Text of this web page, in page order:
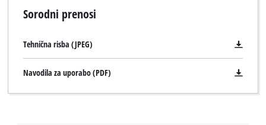
Sorodni prenosi
Tehnična risba (JPEG)
Navodila za uporabo (PDF)